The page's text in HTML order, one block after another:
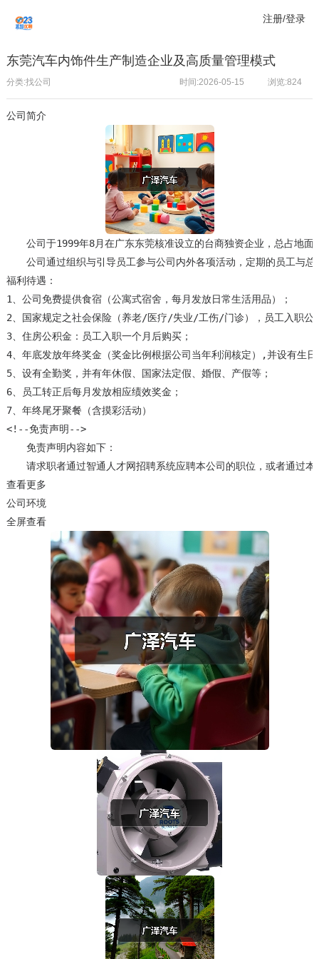
注册/登录
东莞汽车内饰件生产制造企业及高质量管理模式
分类:找公司 浏览:824
时间:2026-05-15
公司简介
公司于1999年8月在广东东莞核准设立的台商独资企业，总占地面
公司通过组织与引导员工参与公司内外各项活动，定期的员工与总
福利待遇：
1、公司免费提供食宿（公寓式宿舍，每月发放日常生活用品）；
2、国家规定之社会保险（养老/医疗/失业/工伤/门诊），员工入职公
3、住房公积金：员工入职一个月后购买；
4、年底发放年终奖金（奖金比例根据公司当年利润核定）,并设有生
5、设有全勤奖，并有年休假、国家法定假、婚假、产假等；
6、员工转正后每月发放相应绩效奖金；
7、年终尾牙聚餐（含摸彩活动）
<!--免责声明-->
免责声明内容如下：
请求职者通过智通人才网招聘系统应聘本公司的职位，或者通过本
查看更多
公司环境
全屏查看